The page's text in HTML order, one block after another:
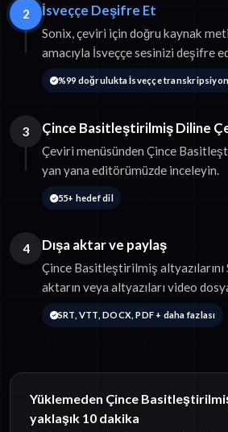
2 İsveççe Deşifre Et
Sonix, çeviri için doğru kaynak
amacıyla İsveççe sesinizi deşifre
%99 doğrulukta İsveççe transkripsiyon
3 Çince Basitleştirilmiş Diline
Çeviri menüsünden Çince
yan yana editörümüzde inceleyin.
55+ hedef dil
4 Dışa aktar ve paylaş
Çince Basitleştirilmiş
aktarın veya altyazıları video
SRT, VTT, DOCX, PDF + daha fazlası
Yüklemeden Çince
yaklaşık 10 dakika